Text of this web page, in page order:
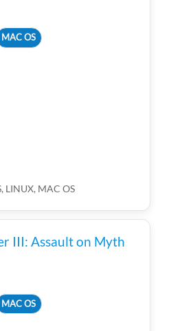
MAC OS
LINUX, MAC OS
III: Assault on Myth
MAC OS